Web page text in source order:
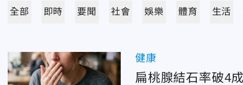
全部 即時 要聞 社會 娛樂 體育 生活
健康
扁桃腺結石率破4